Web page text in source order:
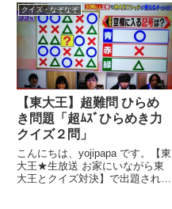
お楽しみください。(^ - ^【東大
王】超難問 ひらめき問題クイズ !
【第１問】カードが表す電化製品
をお答え下...
クイズ・なぞなぞ
【東大王】超難問 ひらめ
き問題「超ﾑｽﾞひらめき力
クイズ２問」
こんにちは、yojipapa です。【東
大王★生放送 お家にいながら東
大王とクイズ対決】で出題され